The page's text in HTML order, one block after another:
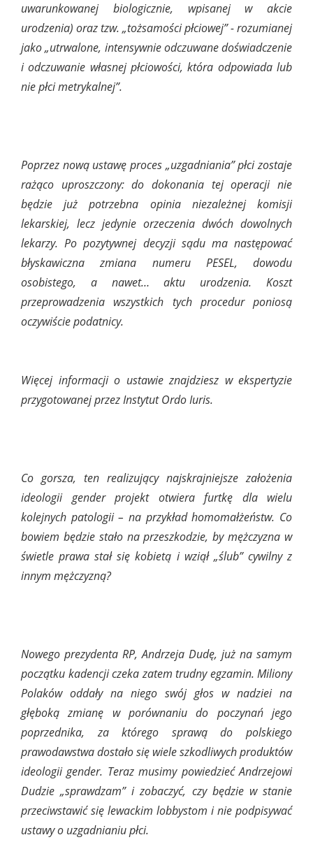
uwarunkowanej biologicznie, wpisanej w akcie
urodzenia) oraz tzw. „tożsamości płciowej” - rozumianej
jako „utrwalone, intensywnie odczuwane doświadczenie
i odczuwanie własnej płciowości, która odpowiada lub
nie płci metrykalnej”.
Poprzez nową ustawę proces „uzgadniania” płci zostaje
rażąco uproszczony: do dokonania tej operacji nie
będzie już potrzebna opinia niezależnej komisji
lekarskiej, lecz jedynie orzeczenia dwóch dowolnych
lekarzy. Po pozytywnej decyzji sądu ma następować
błyskawiczna zmiana numeru PESEL, dowodu
osobistego, a nawet… aktu urodzenia. Koszt
przeprowadzenia wszystkich tych procedur poniosą
oczywiście podatnicy.
Więcej informacji o ustawie znajdziesz w ekspertyzie
przygotowanej przez Instytut Ordo Iuris.
Co gorsza, ten realizujący najskrajniejsze założenia
ideologii gender projekt otwiera furtkę dla wielu
kolejnych patologii – na przykład homomałżeństw. Co
bowiem będzie stało na przeszkodzie, by mężczyzna w
świetle prawa stał się kobietą i wziął „ślub” cywilny z
innym mężczyzną?
Nowego prezydenta RP, Andrzeja Dudę, już na samym
początku kadencji czeka zatem trudny egzamin. Miliony
Polaków oddały na niego swój głos w nadziei na
głęboką zmianę w porównaniu do poczynań jego
poprzednika, za którego sprawą do polskiego
prawodawstwa dostało się wiele szkodliwych produktów
ideologii gender. Teraz musimy powiedzieć Andrzejowi
Dudzie „sprawdzam” i zobaczyć, czy będzie w stanie
przeciwstawić się lewackim lobbystom i nie podpisywać
ustawy o uzgadnianiu płci.